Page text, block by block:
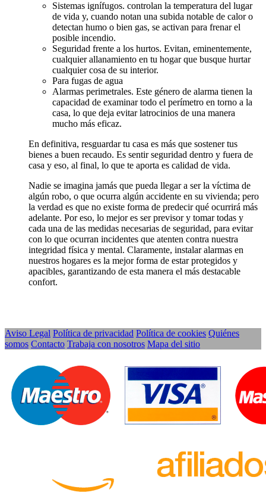
Sistemas ignífugos. controlan la temperatura del lugar
de vida y, cuando notan una subida notable de calor o
detectan humo o bien gas, se activan para frenar el
posible incendio.
Seguridad frente a los hurtos. Evitan, eminentemente,
cualquier allanamiento en tu hogar que busque hurtar
cualquier cosa de su interior.
Para fugas de agua
Alarmas perimetrales. Este género de alarma tienen la
capacidad de examinar todo el perímetro en torno a la
casa, lo que deja evitar latrocinios de una manera
mucho más eficaz.
En definitiva, resguardar tu casa es más que sostener tus
bienes a buen recaudo. Es sentir seguridad dentro y fuera de
casa y eso, al final, lo que te aporta es calidad de vida.
Nadie se imagina jamás que pueda llegar a ser la víctima de
algún robo, o que ocurra algún accidente en su vivienda; pero
la verdad es que no existe forma de predecir qué ocurrirá más
adelante. Por eso, lo mejor es ser previsor y tomar todas y
cada una de las medidas necesarias de seguridad, para evitar
con lo que ocurran incidentes que atenten contra nuestra
integridad física y mental. Claramente, instalar alarmas en
nuestros hogares es la mejor forma de estar protegidos y
apacibles, garantizando de esta manera el más destacable
confort.
Aviso Legal Política de privacidad Política de cookies Quiénes
somos Contacto Trabaja con nosotros Mapa del sitio